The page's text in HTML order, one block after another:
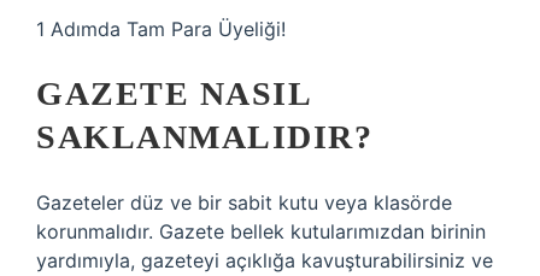
1 Adımda Tam Para Üyeliği!
GAZETE NASIL
SAKLANMALIDIR?
Gazeteler düz ve bir sabit kutu veya klasörde
korunmalıdır. Gazete bellek kutularımızdan birinin
yardımıyla, gazeteyi açıklığa kavuşturabilirsiniz ve